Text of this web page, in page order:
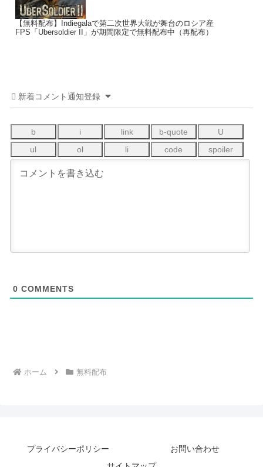
【無料配布】Indiegalaで第二次世界大戦が舞台のロシア産
FPS「Ubersoldier II」が期間限定で無料配布中（再配布）
新着コメント通知登録
0 COMMENTS
ホーム 無料配布
プライバシーポリシー
お問い合わせ